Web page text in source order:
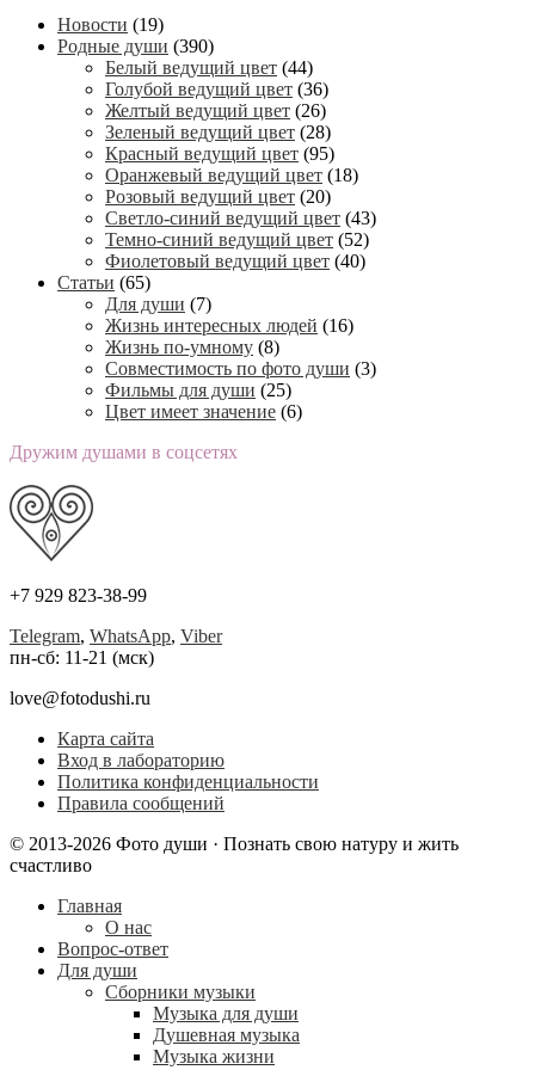
Новости (19)
Родные души (390)
Белый ведущий цвет (44)
Голубой ведущий цвет (36)
Желтый ведущий цвет (26)
Зеленый ведущий цвет (28)
Красный ведущий цвет (95)
Оранжевый ведущий цвет (18)
Розовый ведущий цвет (20)
Светло-синий ведущий цвет (43)
Темно-синий ведущий цвет (52)
Фиолетовый ведущий цвет (40)
Статьи (65)
Для души (7)
Жизнь интересных людей (16)
Жизнь по-умному (8)
Совместимость по фото души (3)
Фильмы для души (25)
Цвет имеет значение (6)
Дружим душами в соцсетях
+7 929 823-38-99
Telegram, WhatsApp, Viber
пн-сб: 11-21 (мск)
love@fotodushi.ru
Карта сайта
Вход в лабораторию
Политика конфиденциальности
Правила сообщений
© 2013-2026 Фото души · Познать свою натуру и жить
счастливо
Главная
О нас
Вопрос-ответ
Для души
Сборники музыки
Музыка для души
Душевная музыка
Музыка жизни